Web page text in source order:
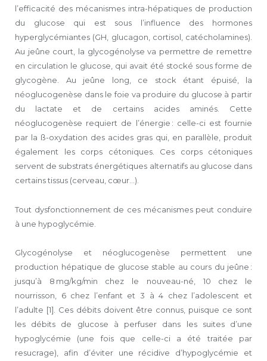
l’efficacité des mécanismes intra-hépatiques de production
du glucose qui est sous l’influence des hormones
hyperglycémiantes (GH, glucagon, cortisol, catécholamines).
Au jeûne court, la glycogénolyse va permettre de remettre
en circulation le glucose, qui avait été stocké sous forme de
glycogène. Au jeûne long, ce stock étant épuisé, la
néoglucogenèse dans le foie va produire du glucose à partir
du lactate et de certains acides aminés. Cette
néoglucogenèse requiert de l’énergie : celle-ci est fournie
par la ß-oxydation des acides gras qui, en parallèle, produit
également les corps cétoniques. Ces corps cétoniques
servent de substrats énergétiques alternatifs au glucose dans
certains tissus (cerveau, cœur…).
Tout dysfonctionnement de ces mécanismes peut conduire
à une hypoglycémie.
Glycogénolyse et néoglucogenèse permettent une
production hépatique de glucose stable au cours du jeûne :
jusqu’à 8 mg/kg/min chez le nouveau-né, 10 chez le
nourrisson, 6 chez l’enfant et 3 à 4 chez l’adolescent et
l’adulte [1]. Ces débits doivent être connus, puisque ce sont
les débits de glucose à perfuser dans les suites d’une
hypoglycémie (une fois que celle-ci a été traitée par
resucrage), afin d’éviter une récidive d’hypoglycémie et